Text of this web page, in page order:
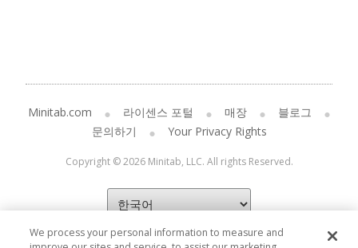
Minitab.com 라이센스 포털 매장
블로그
문의하기
Your Privacy Rights
Copyright © 2026 Minitab, LLC. All rights Reserved.
We process your personal information to measure and